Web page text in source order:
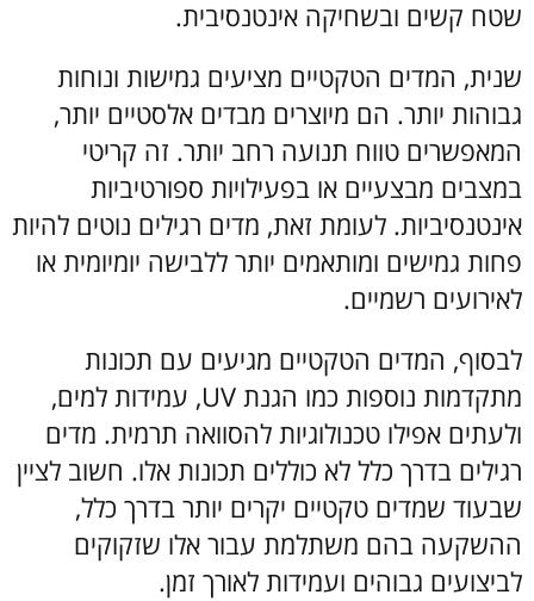
שטח קשים ובשחיקה אינטנסיבית.
שנית, המדים הטקטיים מציעים גמישות ונוחות
גבוהות יותר. הם מיוצרים מבדים אלסטיים יותר,
המאפשרים טווח תנועה רחב יותר. זה קריטי
במצבים מבצעיים או בפעילויות ספורטיביות
אינטנסיביות. לעומת זאת, מדים רגילים נוטים להיות
פחות גמישים ומותאמים יותר ללבישה יומיומית או
לאירועים רשמיים.
לבסוף, המדים הטקטיים מגיעים עם תכונות
מתקדמות נוספות כמו הגנת UV, עמידות למים,
ולעתים אפילו טכנולוגיות להסוואה תרמית. מדים
רגילים בדרך כלל לא כוללים תכונות אלו. חשוב לציין
שבעוד שמדים טקטיים יקרים יותר בדרך כלל,
ההשקעה בהם משתלמת עבור אלו שזקוקים
לביצועים גבוהים ועמידות לאורך זמן.